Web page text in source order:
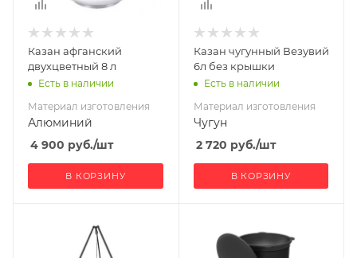
Казан афганский
двухцветный 8 л
Есть в наличии
Материал изготовления
Алюминий
4 900 руб./шт
В КОРЗИНУ
Казан чугунный Везувий
6л без крышки
Есть в наличии
Материал изготовления
Чугун
2 720 руб./шт
В КОРЗИНУ